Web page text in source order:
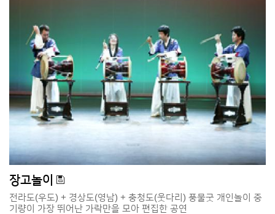
장고놀이
전라도(우도) + 경상도(영남) + 충청도(웃다리) 풍물굿 개인놀이 중
기량이 가장 뛰어난 가락만을 모아 편집한 공연